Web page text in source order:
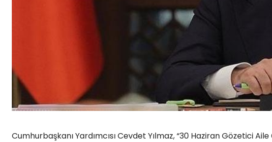
Cumhurbaşkanı Yardımcısı Cevdet Yılmaz, “30 Haziran Gözetici